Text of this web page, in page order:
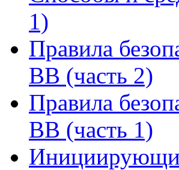
1)
Правила
ВВ (часть 2)
Правила
ВВ (часть 1)